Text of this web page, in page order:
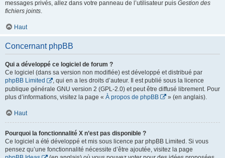
messages privés, allez dans votre panneau de l’utilisateur puis Gestion des
fichiers joints.
Haut
Concernant phpBB
Qui a développé ce logiciel de forum ?
Ce logiciel (dans sa version non modifiée) est développé et distribué par
phpBB Limited
, qui en a les droits d’auteur. Il est publié sous la licence
publique générale GNU version 2 (GPL-2.0) et peut être diffusé librement. Pour
plus d’informations, visitez la page « À propos de phpBB » (en anglais).
Haut
Pourquoi la fonctionnalité X n’est pas disponible ?
Ce logiciel a été développé et mis sous licence par phpBB Limited. Si vous
pensez qu’une fonctionnalité nécessite d’être ajoutée, visitez la page